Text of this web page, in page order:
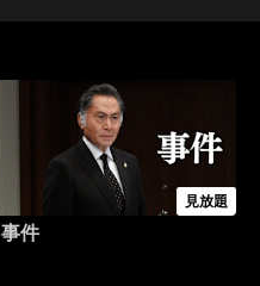
見放題
事件